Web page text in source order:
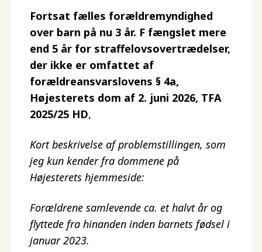
Fortsat fælles forældremyndighed
over barn på nu 3 år. F fængslet mere
end 5 år for straffelovsovertrædelser,
der ikke er omfattet af
forældreansvarslovens § 4a,
Højesterets dom af 2. juni 2026, TFA
2025/25 HD,
Kort beskrivelse af problemstillingen, som
jeg kun kender fra dommene på
Højesterets hjemmeside:
Forældrene samlevende ca. et halvt år og
flyttede fra hinanden inden barnets fødsel i
januar 2023.